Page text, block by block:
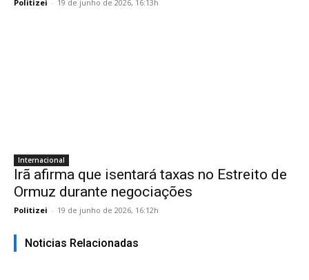
Politizei - 19 de junho de 2026, 16:13h
Internacional
Irã afirma que isentará taxas no Estreito de
Ormuz durante negociações
Politizei - 19 de junho de 2026, 16:12h
Noticias Relacionadas